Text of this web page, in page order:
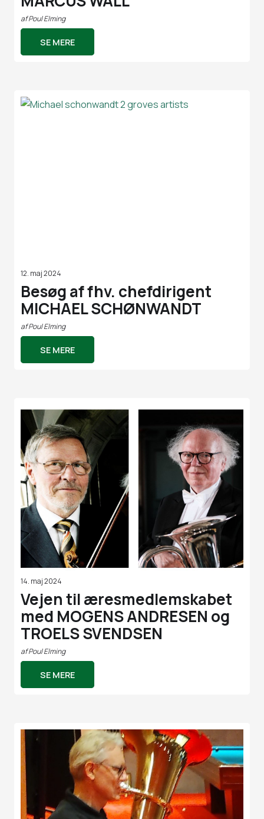
afPoul Elming
SE MERE
12. maj 2024
Besøg af fhv. chefdirigent
MICHAEL SCHØNWANDT
afPoul Elming
SE MERE
14. maj 2024
Vejen til æresmedlemskabet
med MOGENS ANDRESEN og
TROELS SVENDSEN
afPoul Elming
SE MERE